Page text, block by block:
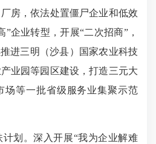
房，依法处置僵尸企业和低效
企业转型，开展“二次招商”，
进三明（沙县）国家农业科技
业园等园区建设，打造三元大
场等一批省级服务业集聚示范
划。深入开展“我为企业解难